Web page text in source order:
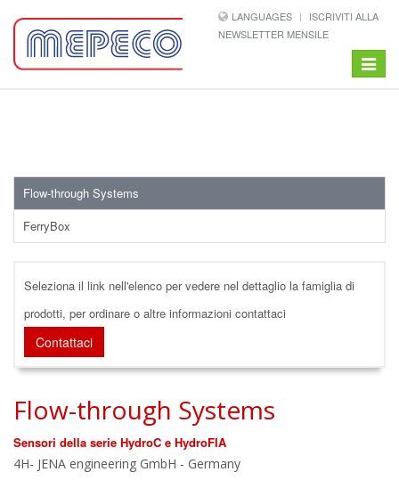
LANGUAGES
ISCRIVITI ALLA
NEWSLETTER MENSILE
Toggle
Flow-through Systems
FerryBox
Seleziona il link nell'elenco per vedere nel dettaglio la famiglia di
prodotti, per ordinare o altre informazioni contattaci
Contattaci
Flow-through Systems
Sensori della serie HydroC e HydroFIA
4H- JENA engineering GmbH - Germany